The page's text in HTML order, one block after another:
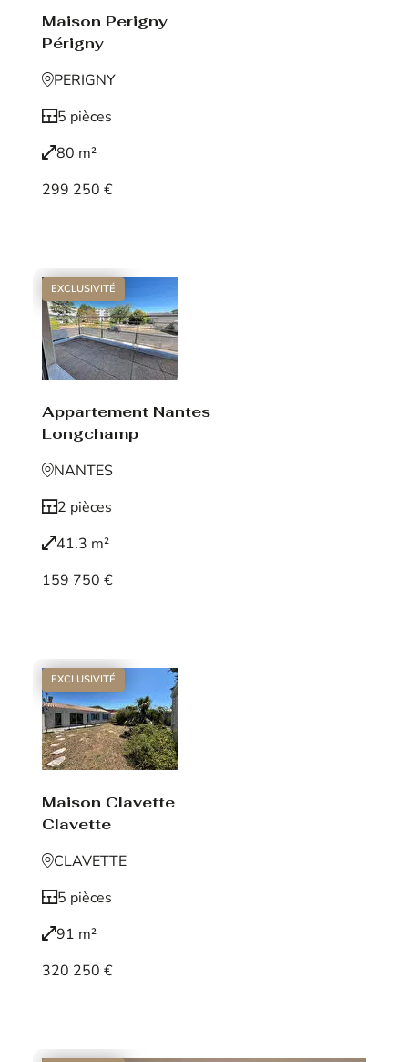
Maison Perigny
Périgny
PERIGNY
5 pièces
80 m²
299 250 €
EXCLUSIVITÉ
Appartement Nantes
Longchamp
NANTES
2 pièces
41.3 m²
159 750 €
EXCLUSIVITÉ
Maison Clavette
Clavette
CLAVETTE
5 pièces
91 m²
320 250 €